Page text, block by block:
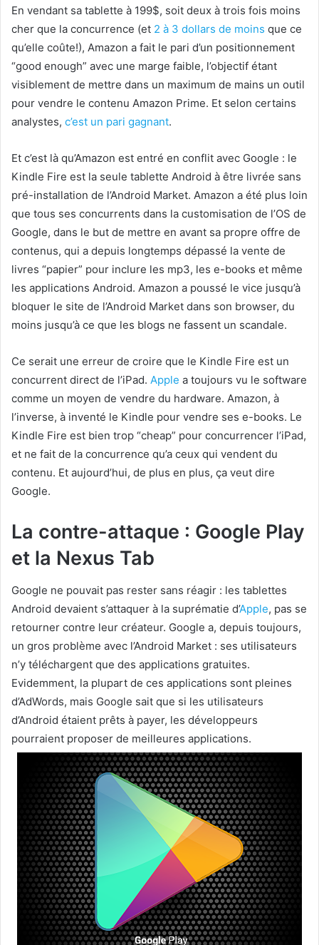
En vendant sa tablette à 199$, soit deux à trois fois moins
cher que la concurrence (et 2 à 3 dollars de moins que ce
qu’elle coûte!), Amazon a fait le pari d’un positionnement
“good enough” avec une marge faible, l’objectif étant
visiblement de mettre dans un maximum de mains un outil
pour vendre le contenu Amazon Prime. Et selon certains
analystes, c’est un pari gagnant.
Et c’est là qu’Amazon est entré en conflit avec Google : le
Kindle Fire est la seule tablette Android à être livrée sans
pré-installation de l’Android Market. Amazon a été plus loin
que tous ses concurrents dans la customisation de l’OS de
Google, dans le but de mettre en avant sa propre offre de
contenus, qui a depuis longtemps dépassé la vente de
livres “papier” pour inclure les mp3, les e-books et même
les applications Android. Amazon a poussé le vice jusqu’à
bloquer le site de l’Android Market dans son browser, du
moins jusqu’à ce que les blogs ne fassent un scandale.
Ce serait une erreur de croire que le Kindle Fire est un
concurrent direct de l’iPad. Apple a toujours vu le software
comme un moyen de vendre du hardware. Amazon, à
l’inverse, à inventé le Kindle pour vendre ses e-books. Le
Kindle Fire est bien trop “cheap” pour concurrencer l’iPad,
et ne fait de la concurrence qu’a ceux qui vendent du
contenu. Et aujourd’hui, de plus en plus, ça veut dire
Google.
La contre-attaque : Google Play
et la Nexus Tab
Google ne pouvait pas rester sans réagir : les tablettes
Android devaient s’attaquer à la suprématie d’Apple, pas se
retourner contre leur créateur. Google a, depuis toujours,
un gros problème avec l’Android Market : ses utilisateurs
n’y téléchargent que des applications gratuites.
Evidemment, la plupart de ces applications sont pleines
d’AdWords, mais Google sait que si les utilisateurs
d’Android étaient prêts à payer, les développeurs
pourraient proposer de meilleures applications.